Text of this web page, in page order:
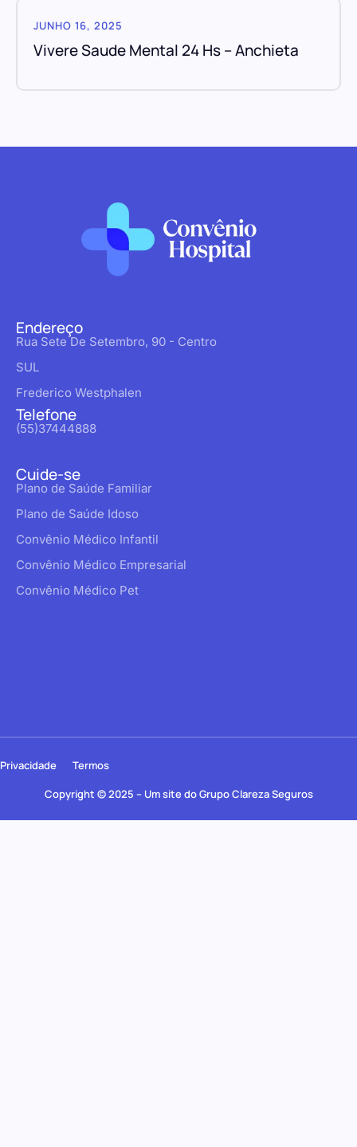
JUNHO 16, 2025
Vivere Saude Mental 24 Hs – Anchieta
Endereço
Rua Sete De Setembro, 90 - Centro
SUL
Frederico Westphalen
Telefone
(55)37444888
Cuide-se
Plano de Saúde Familiar
Plano de Saúde Idoso
Convênio Médico Infantil
Convênio Médico Empresarial
Convênio Médico Pet
Copyright © 2025 – Um site do Grupo Clareza Seguros
Privacidade Termos